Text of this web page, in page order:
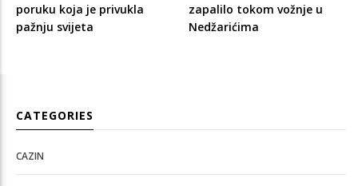
poruku koja je privukla
pažnju svijeta
zapalilo tokom vožnje u
Nedžarićima
CATEGORIES
CAZIN